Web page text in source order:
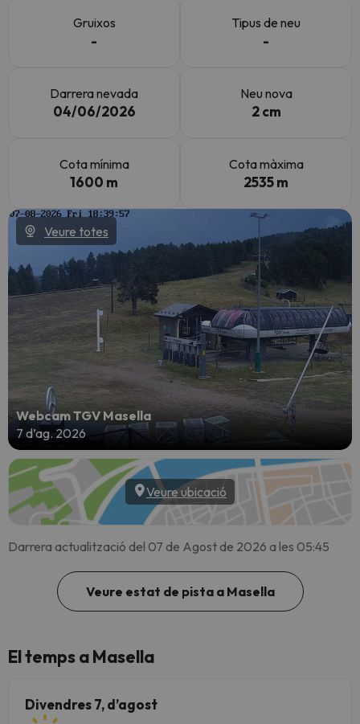
Gruixos
-
Tipus de neu
-
Darrera nevada
04/06/2026
Neu nova
2 cm
Cota mínima
1600 m
Cota màxima
2535 m
Veure totes
Webcam TGV Masella
7 d’ag. 2026
Veure ubicació
Darrera actualització del 07 de Agost de 2026 a les 05:45
Veure estat de pista a Masella
El temps a Masella
Divendres 7, d’agost